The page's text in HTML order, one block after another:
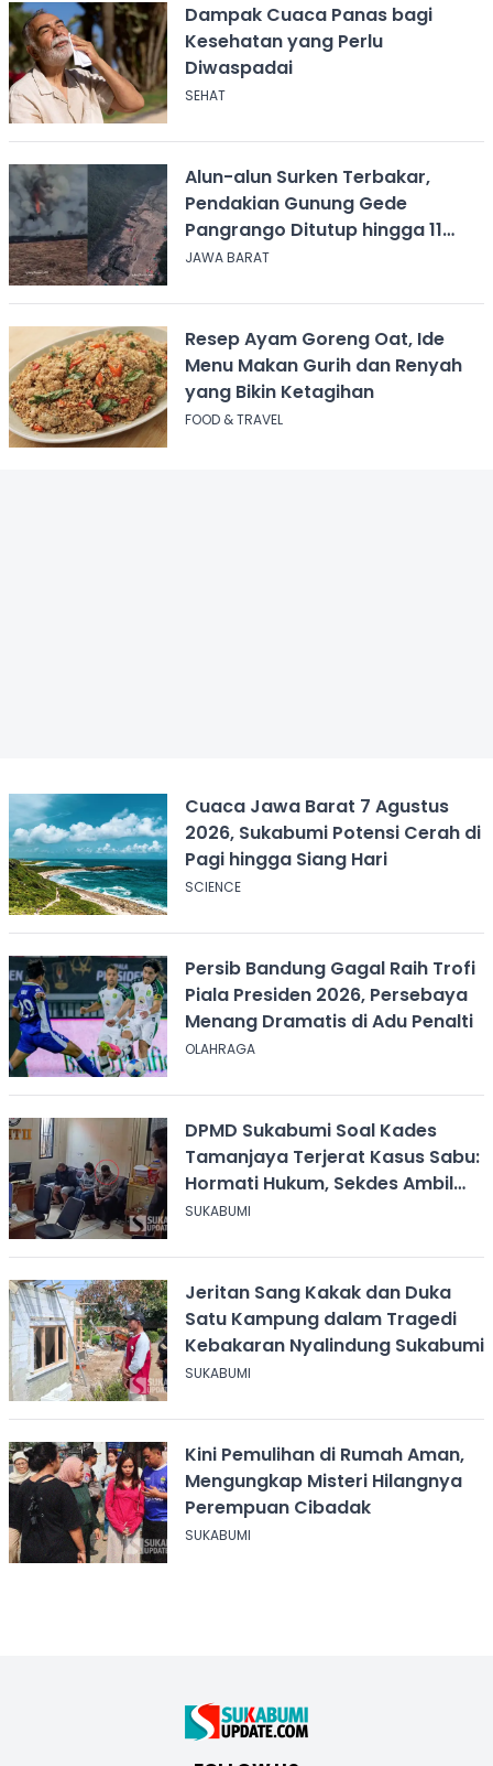
Dampak Cuaca Panas bagi
Kesehatan yang Perlu
Diwaspadai
SEHAT
Alun-alun Surken Terbakar,
Pendakian Gunung Gede
Pangrango Ditutup hingga 11
Agustus 2026
JAWA BARAT
Resep Ayam Goreng Oat, Ide
Menu Makan Gurih dan Renyah
yang Bikin Ketagihan
FOOD & TRAVEL
Cuaca Jawa Barat 7 Agustus
2026, Sukabumi Potensi Cerah di
Pagi hingga Siang Hari
SCIENCE
Persib Bandung Gagal Raih Trofi
Piala Presiden 2026, Persebaya
Menang Dramatis di Adu Penalti
OLAHRAGA
DPMD Sukabumi Soal Kades
Tamanjaya Terjerat Kasus Sabu:
Hormati Hukum, Sekdes Ambil
Alih Pelayanan
SUKABUMI
Jeritan Sang Kakak dan Duka
Satu Kampung dalam Tragedi
Kebakaran Nyalindung Sukabumi
SUKABUMI
Kini Pemulihan di Rumah Aman,
Mengungkap Misteri Hilangnya
Perempuan Cibadak
SUKABUMI